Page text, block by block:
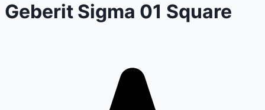
Geberit Sigma 01 Square